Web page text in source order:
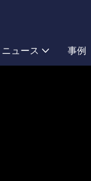
ニュース 事例